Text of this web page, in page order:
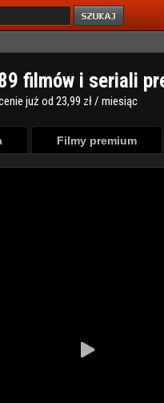
9 filmów i seriali
już od 23,99 zł / miesiąc
Filmy premium